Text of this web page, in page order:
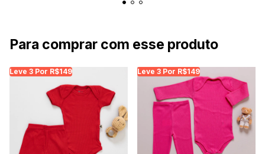
Para comprar com esse produto
Leve 3 Por R$149 Leve 3 Por R$149